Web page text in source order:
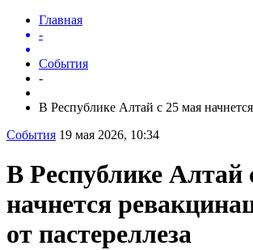
Главная
-
События
-
В Республике Алтай с 25 мая
События 19 мая 2026, 10:34
В Республике Алтай
начнется
от пастереллеза